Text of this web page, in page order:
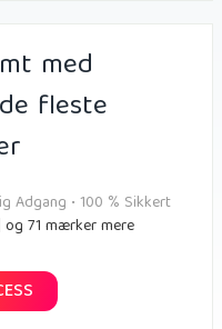
med
fleste
Adgang • 100 % Sikkert
og 71 mærker mere